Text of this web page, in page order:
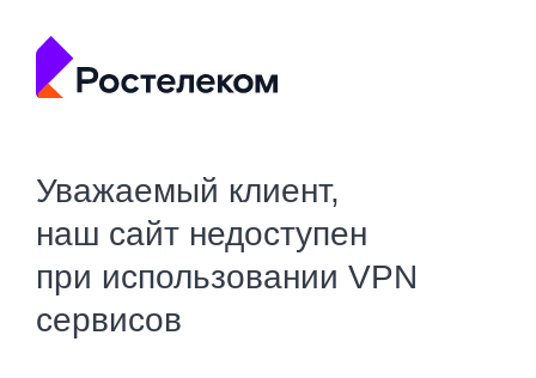
Уважаемый клиент,
наш сайт недоступен
при использовании VPN
сервисов